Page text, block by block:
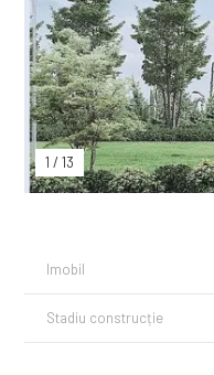
1 / 13
Imobil
Stadiu construcție